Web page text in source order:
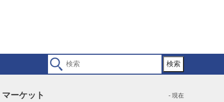
検索
マーケット - 現在